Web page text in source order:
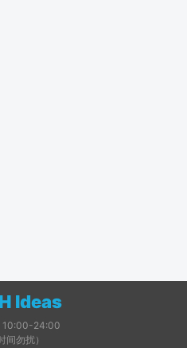
Ideas
10:00-24:00
间勿扰）